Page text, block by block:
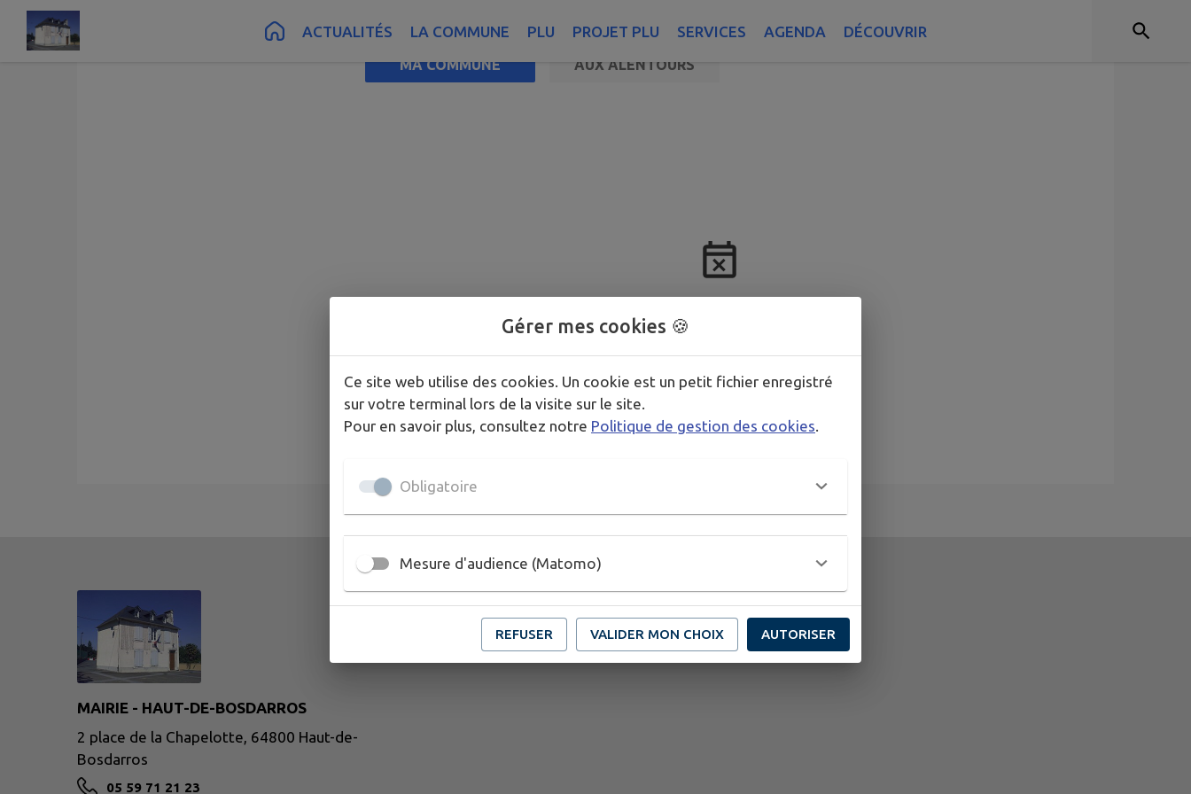
Contenu Pied de page
ACTUALITÉS LA COMMUNE PLU PROJET PLU SERVICES AGENDA DÉCOUVRIR
MA COMMUNE AUX ALENTOURS
Aucun événement programmé.
MAIRIE - HAUT-DE-BOSDARROS
2 place de la Chapelotte, 64800 Haut-de-
Bosdarros
05 59 71 21 23
Gérer mes cookies 🍪
Ce site web utilise des cookies. Un cookie est un petit fichier enregistré
sur votre terminal lors de la visite sur le site.
Pour en savoir plus, consultez notre Politique de gestion des cookies
Obligatoire
Mesure d'audience (Matomo)
REFUSER VALIDER MON CHOIX AUTORISER